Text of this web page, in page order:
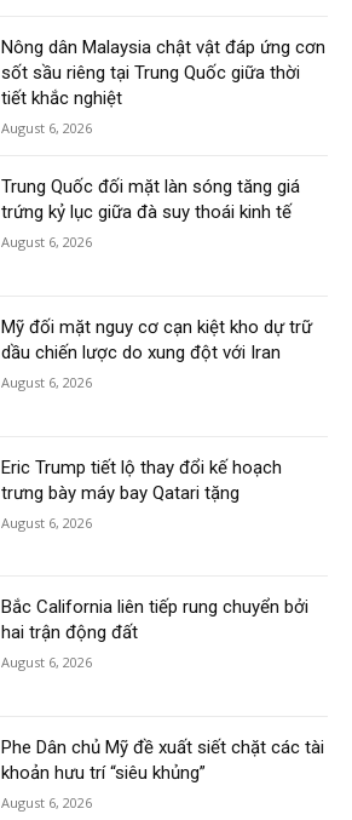
Nông dân Malaysia chật vật đáp ứng cơn
sốt sầu riêng tại Trung Quốc giữa thời
tiết khắc nghiệt
August 6, 2026
Trung Quốc đối mặt làn sóng tăng giá
trứng kỷ lục giữa đà suy thoái kinh tế
August 6, 2026
Mỹ đối mặt nguy cơ cạn kiệt kho dự trữ
dầu chiến lược do xung đột với Iran
August 6, 2026
Eric Trump tiết lộ thay đổi kế hoạch
trưng bày máy bay Qatari tặng
August 6, 2026
Bắc California liên tiếp rung chuyển bởi
hai trận động đất
August 6, 2026
Phe Dân chủ Mỹ đề xuất siết chặt các tài
khoản hưu trí “siêu khủng”
August 6, 2026